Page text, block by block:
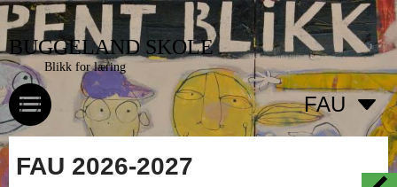
BUGGELAND SKOLE
Blikk for læring
FAU
FAU 2026-2027